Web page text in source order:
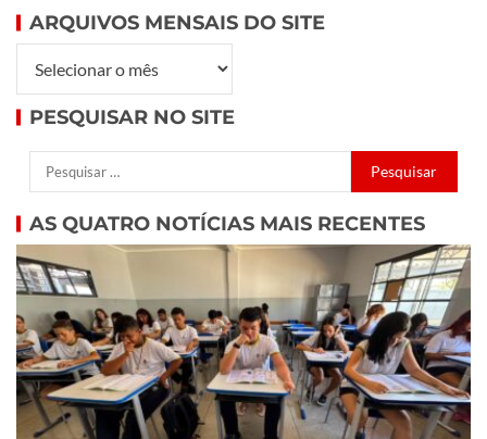
ARQUIVOS MENSAIS DO SITE
PESQUISAR NO SITE
AS QUATRO NOTÍCIAS MAIS RECENTES